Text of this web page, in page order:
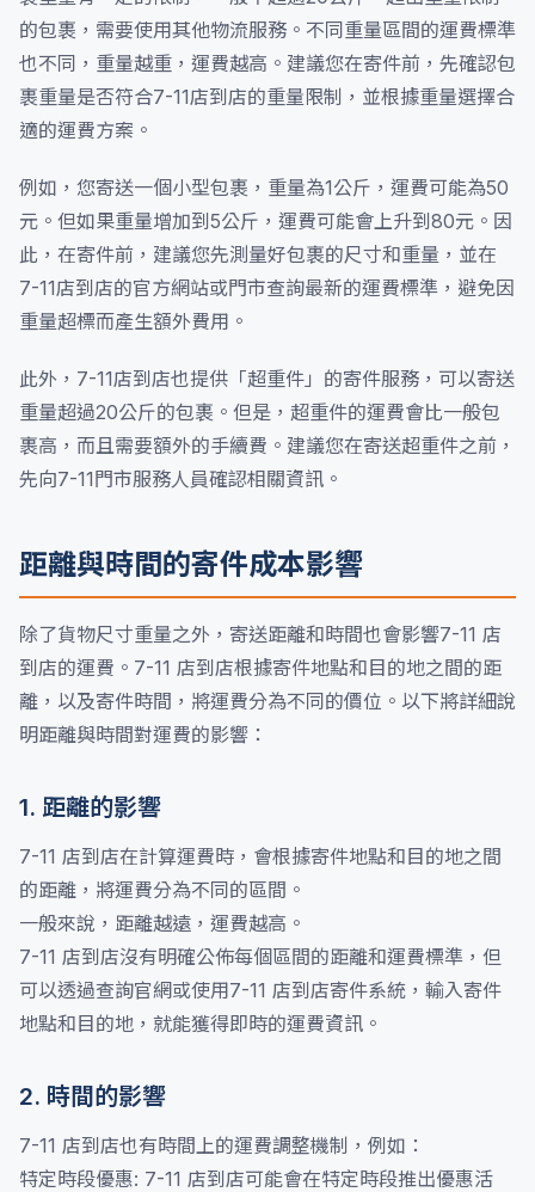
的包裹，需要使用其他物流服務。不同重量區間的運費標準
也不同，重量越重，運費越高。建議您在寄件前，先確認包
裹重量是否符合7-11店到店的重量限制，並根據重量選擇合
適的運費方案。
例如，您寄送一個小型包裹，重量為1公斤，運費可能為50
元。但如果重量增加到5公斤，運費可能會上升到80元。因
此，在寄件前，建議您先測量好包裹的尺寸和重量，並在
7-11店到店的官方網站或門市查詢最新的運費標準，避免因
重量超標而產生額外費用。
此外，7-11店到店也提供「超重件」的寄件服務，可以寄送
重量超過20公斤的包裹。但是，超重件的運費會比一般包
裹高，而且需要額外的手續費。建議您在寄送超重件之前，
先向7-11門市服務人員確認相關資訊。
距離與時間的寄件成本影響
除了貨物尺寸重量之外，寄送距離和時間也會影響7-11 店
到店的運費。7-11 店到店根據寄件地點和目的地之間的距
離，以及寄件時間，將運費分為不同的價位。以下將詳細說
明距離與時間對運費的影響：
1. 距離的影響
7-11 店到店在計算運費時，會根據寄件地點和目的地之間
的距離，將運費分為不同的區間。
一般來說，距離越遠，運費越高。
7-11 店到店沒有明確公佈每個區間的距離和運費標準，但
可以透過查詢官網或使用7-11 店到店寄件系統，輸入寄件
地點和目的地，就能獲得即時的運費資訊。
2. 時間的影響
7-11 店到店也有時間上的運費調整機制，例如：
特定時段優惠: 7-11 店到店可能會在特定時段推出優惠活